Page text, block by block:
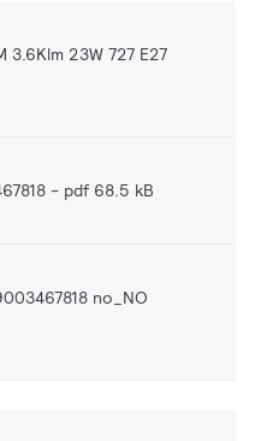
3.6Klm 23W 727 E27
pdf 68.5 kB
no_NO